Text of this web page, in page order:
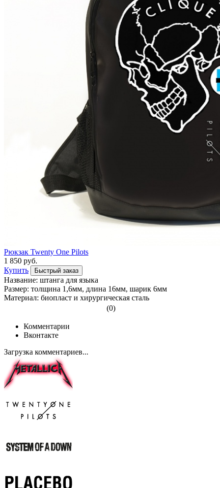
Рюкзак Twenty One Pilots
1 850 руб.
Купить
Быстрый заказ
Название: штанга для языка
Размер: толщина 1,6мм, длина 16мм, шарик 6мм
Материал: биопласт и хирургическая сталь
(0)
Комментарии
Вконтакте
Загрузка комментариев...